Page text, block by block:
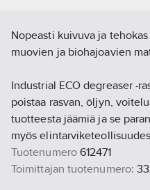
Nopeasti kuivuva ja
muovien ja biohajoavien
Industrial ECO degreaser -
poistaa rasvan, öljyn,
tuotteesta jäämiä ja se
myös
Tuotenumero 612471
Toimittajan tuotenumero: